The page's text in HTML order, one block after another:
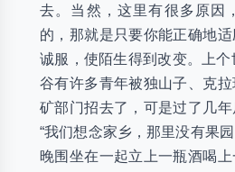
去。当然，这里有很多原因
的，那就是只要你能正确地
诚服，使陌生得到改变。上
谷有许多青年被独山子、克
矿部门招去了，可是过了几年
“我们想念家乡，那里没有果
晚围坐在一起立上一瓶酒喝